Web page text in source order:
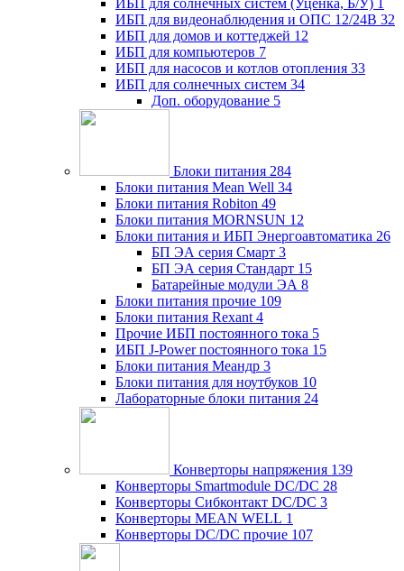
ИБП для солнечных систем (Уценка, Б/У) 1
ИБП для видеонаблюдения и ОПС 12/24В 32
ИБП для домов и коттеджей 12
ИБП для компьютеров 7
ИБП для насосов и котлов отопления 33
ИБП для солнечных систем 34
Доп. оборудование 5
Блоки питания 284
Блоки питания Mean Well 34
Блоки питания Robiton 49
Блоки питания MORNSUN 12
Блоки питания и ИБП Энергоавтоматика 26
БП ЭА серия Смарт 3
БП ЭА серия Стандарт 15
Батарейные модули ЭА 8
Блоки питания прочие 109
Блоки питания Rexant 4
Прочие ИБП постоянного тока 5
ИБП J-Power постоянного тока 15
Блоки питания Меандр 3
Блоки питания для ноутбуков 10
Лабораторные блоки питания 24
Конверторы напряжения 139
Конверторы Smartmodule DC/DC 28
Конверторы Сибконтакт DC/DC 3
Конверторы MEAN WELL 1
Конверторы DC/DC прочие 107